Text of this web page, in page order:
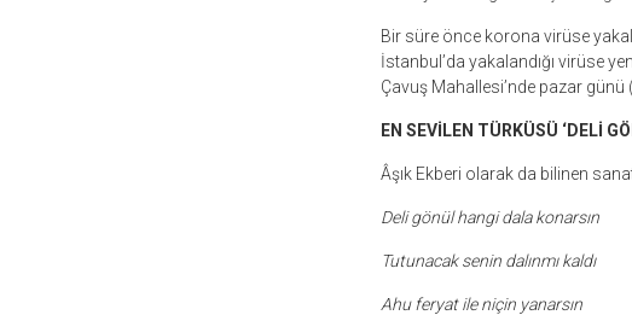
Bir süre önce korona virüse
İstanbul’da yakalandığı virüse
Çavuş Mahallesi’nde pazar günü
EN SEVİLEN TÜRKÜSÜ ‘DELİ
Âşık Ekberi olarak da bilinen
Deli gönül hangi dala konarsın
Tutunacak senin dalınmı kaldı
Ahu feryat ile niçin yanarsın